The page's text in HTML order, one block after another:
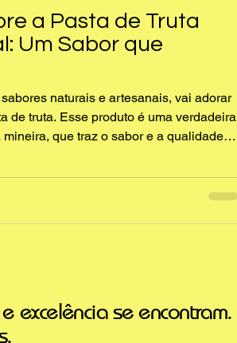
a Pasta de Truta
Um Sabor que
naturais e artesanais, vai adorar
de truta. Esse produto é uma verdadeira
que traz o sabor e a qualidade
Hoje, vou contar tudo sobre essa
como é feita, dicas de
excelência se encontram.